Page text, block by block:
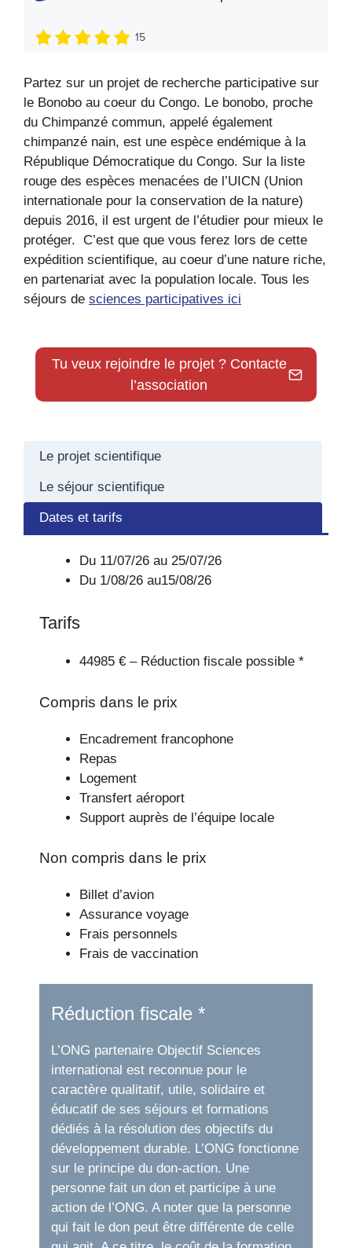
15
Partez sur un projet de recherche participative sur
le Bonobo au coeur du Congo. Le bonobo, proche
du Chimpanzé commun, appelé également
chimpanzé nain, est une espèce endémique à la
République Démocratique du Congo. Sur la liste
rouge des espèces menacées de l’UICN (Union
internationale pour la conservation de la nature)
depuis 2016, il est urgent de l’étudier pour mieux le
protéger. C’est que que vous ferez lors de cette
expédition scientifique, au coeur d’une nature riche,
en partenariat avec la population locale. Tous les
séjours de sciences participatives ici
Tu veux rejoindre le projet ? Contacte
l’association
Le projet scientifique
Le séjour scientifique
Dates et tarifs
Du 11/07/26 au 25/07/26
Du 1/08/26 au15/08/26
Tarifs
44985 € – Réduction fiscale possible *
Compris dans le prix
Encadrement francophone
Repas
Logement
Transfert aéroport
Support auprès de l’équipe locale
Non compris dans le prix
Billet d’avion
Assurance voyage
Frais personnels
Frais de vaccination
Réduction fiscale *
L’ONG partenaire Objectif Sciences
international est reconnue pour le
caractère qualitatif, utile, solidaire et
éducatif de ses séjours et formations
dédiés à la résolution des objectifs du
développement durable. L’ONG fonctionne
sur le principe du don-action. Une
personne fait un don et participe à une
action de l’ONG. A noter que la personne
qui fait le don peut être différente de celle